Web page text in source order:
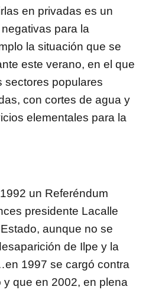
en privadas es un
para la
la situación que se
este verano, en el que
sectores populares
con cortes de agua y
elementales para la
un Referéndum
presidente Lacalle
aunque no se
de Ilpe y la
1997 se cargó contra
que en 2002, en plena